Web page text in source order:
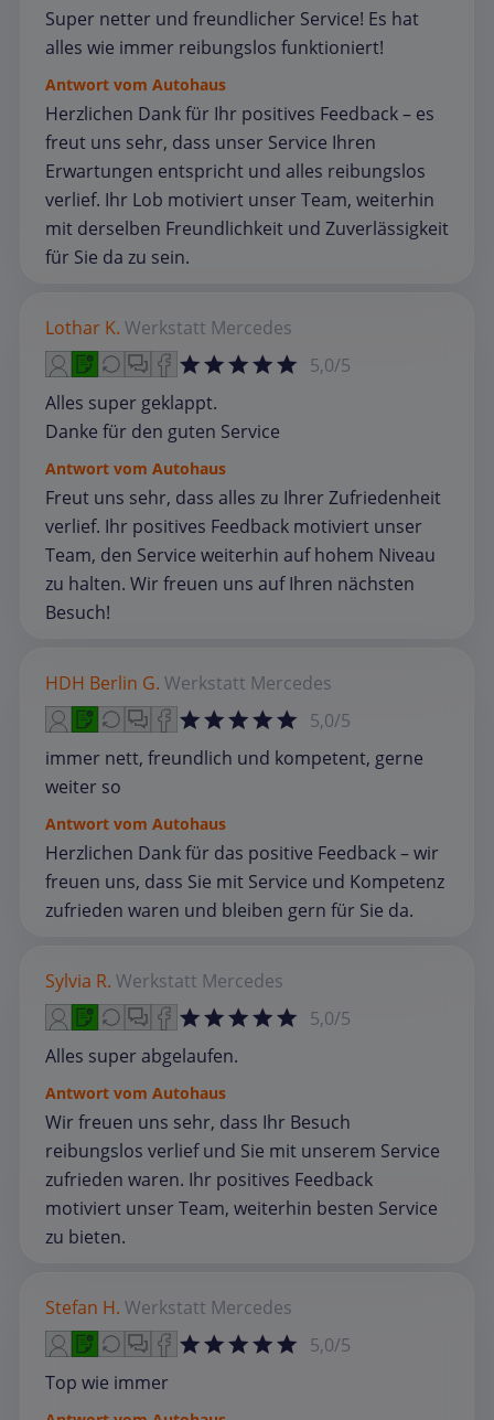
Super netter und freundlicher Service! Es hat
alles wie immer reibungslos funktioniert!
Antwort vom Autohaus
Herzlichen Dank für Ihr positives Feedback – es
freut uns sehr, dass unser Service Ihren
Erwartungen entspricht und alles reibungslos
verlief. Ihr Lob motiviert unser Team, weiterhin
mit derselben Freundlichkeit und Zuverlässigkeit
für Sie da zu sein.
Lothar K. Werkstatt Mercedes
5,0/5
Alles super geklappt.
Danke für den guten Service
Antwort vom Autohaus
Freut uns sehr, dass alles zu Ihrer Zufriedenheit
verlief. Ihr positives Feedback motiviert unser
Team, den Service weiterhin auf hohem Niveau
zu halten. Wir freuen uns auf Ihren nächsten
Besuch!
HDH Berlin G. Werkstatt Mercedes
5,0/5
immer nett, freundlich und kompetent, gerne
weiter so
Antwort vom Autohaus
Herzlichen Dank für das positive Feedback – wir
freuen uns, dass Sie mit Service und Kompetenz
zufrieden waren und bleiben gern für Sie da.
Sylvia R. Werkstatt Mercedes
5,0/5
Alles super abgelaufen.
Antwort vom Autohaus
Wir freuen uns sehr, dass Ihr Besuch
reibungslos verlief und Sie mit unserem Service
zufrieden waren. Ihr positives Feedback
motiviert unser Team, weiterhin besten Service
zu bieten.
Stefan H. Werkstatt Mercedes
5,0/5
Top wie immer